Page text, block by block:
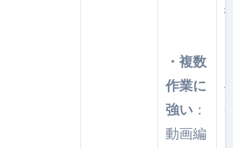
・複数
作業に
強い：
動画編